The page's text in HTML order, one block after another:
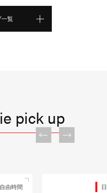
覧
pick up
由時間